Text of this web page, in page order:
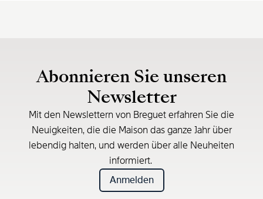
Abonnieren Sie unseren
Newsletter
Mit den Newslettern von Breguet erfahren Sie die
Neuigkeiten, die die Maison das ganze Jahr über
lebendig halten, und werden über alle Neuheiten
informiert.
Anmelden